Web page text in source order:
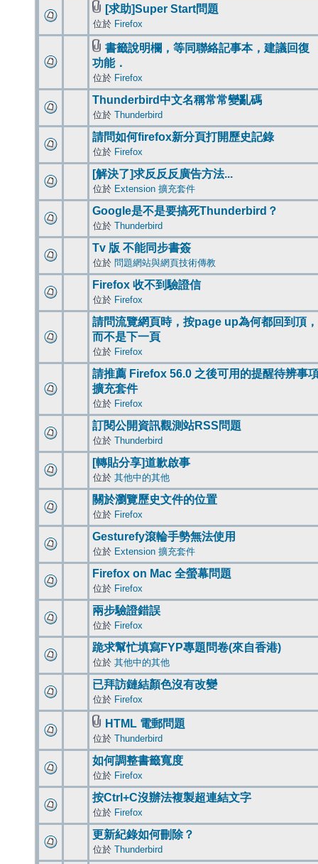
[求助]Super Start問題
位於 Firefox
書籤說明欄，等同聯絡記事本，建議回復
功能．
位於 Firefox
Thunderbird中文名稱常常變亂碼
位於 Thunderbird
請問如何firefox新分頁打開歷史記錄
位於 Firefox
[解決了]求反反反廣告方法...
位於 Extension 擴充套件
Google是不是要搞死Thunderbird？
位於 Thunderbird
Tv 版 不能同步書簽
位於 問題網站與網頁技術傳教
Firefox 收不到驗證信
位於 Firefox
請問流覽網頁時，按page up為何都回到頂，
而不是下一頁
位於 Firefox
請推薦 Firefox 56.0 之後可用的提醒待辨事
擴充套件
位於 Firefox
訂閱公開資訊觀測站RSS問題
位於 Thunderbird
[轉貼分享]道歉啟事
位於 其他中的其他
關於瀏覽歷史文件的位置
位於 Firefox
Gesturefy滾輪手勢無法使用
位於 Extension 擴充套件
Firefox on Mac 全螢幕問題
位於 Firefox
兩步驗證錯誤
位於 Firefox
跪求幫忙填寫FYP專題問卷(來自香港)
位於 其他中的其他
已拜訪鏈結顏色沒有改變
位於 Firefox
HTML 電郵問題
位於 Thunderbird
如何調整書籤寬度
位於 Firefox
按Ctrl+C沒辦法複製超連結文字
位於 Firefox
更新紀錄如何刪除？
位於 Thunderbird